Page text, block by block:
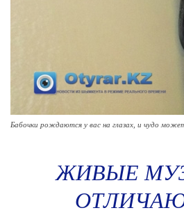
Бабочки рождаются у вас на глазах, и чудо
ЖИВЫЕ